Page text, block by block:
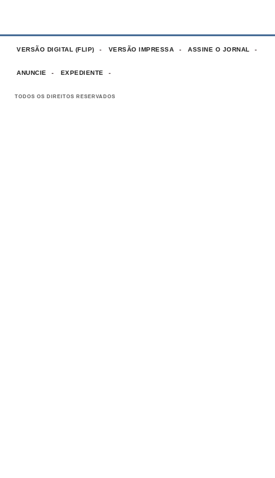
VERSÃO DIGITAL (FLIP) VERSÃO IMPRESSA ASSINE O JORNAL
ANUNCIE EXPEDIENTE
TODOS OS DIREITOS RESERVADOS